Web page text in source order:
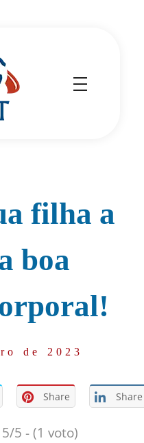
filha a
boa
de 2023
Share Share
5/5 - (1 voto)